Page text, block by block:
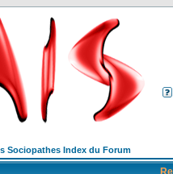
Sociopathes Index du Forum